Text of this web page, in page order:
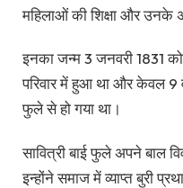
महिलाओं की शिक्षा और उनके
इनका जन्म 3 जनवरी 1831
परिवार में हुआ था और केवल 9
फुले से हो गया था।
सावित्री बाई फुले अपने बाल
इन्होंने समाज में व्याप्त बुरी